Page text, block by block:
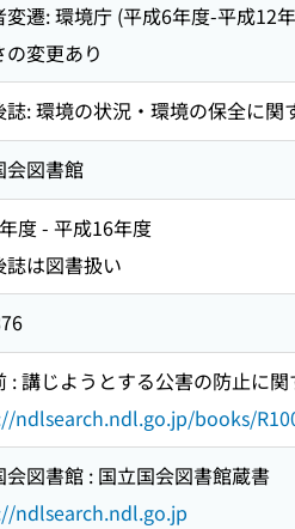
変遷: 環境庁 (平成6年度-平成12
の変更あり
誌: 環境の状況・環境の保全に関
会図書館
度 - 平成16年度
誌は図書扱い
: 講じようとする公害の防止に
ndlsearch.ndl.go.jp/books/
会図書館 : 国立国会図書館蔵書
ndlsearch.ndl.go.jp